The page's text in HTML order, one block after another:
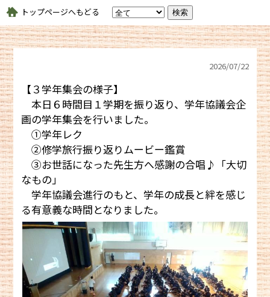
トップページへもどる
2026/07/22
【３学年集会の様子】
本日６時間目１学期を振り返り、学年協議会企
画の学年集会を行いました。
①学年レク
②修学旅行振り返りムービー鑑賞
③お世話になった先生方へ感謝の合唱♪「大切
なもの」
学年協議会進行のもと、学年の成長と絆を感じ
る有意義な時間となりました。